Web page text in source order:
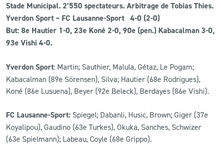
Stade Municipal. 2’550 spectateurs. Arbitrage de Tobias Thies.
Yverdon Sport – FC Lausanne-Sport 4-0 (2-0)
But: 8e Hautier 1-0, 23e Koné 2-0, 90e (pen.) Kabacalman 3-0,
93e Vishi 4-0.
Yverdon Sport: Martin; Sauthier, Malula, Gétaz, Le Pogam;
Kabacalman (89e Sörensen), Silva; Hautier (68e Rodrigues),
Koné (86e Lusuena), Beyer (92e Beleck), Berdayes (86e Vishi).
FC Lausanne-Sport: Spiegel; Dabanli, Husic, Brown; Giger (37e
Koyalipou), Gaudino (63e Turkes), Okuka, Sanches, Schwizer
(63e Spielmann); Labeau, Coyle (68e Grippo).